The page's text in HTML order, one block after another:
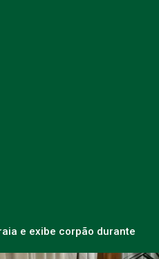
e exibe corpão durante